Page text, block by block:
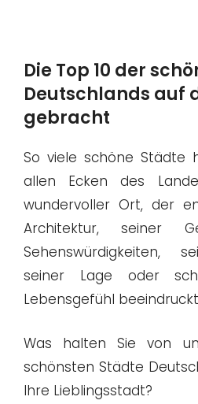
Die Top 10 der
Deutschlands auf
gebracht
So viele schöne Städte
allen Ecken des
wundervoller Ort, der
Architektur, seiner
Sehenswürdigkeiten,
seiner Lage oder
Lebensgefühl
Was halten Sie von
schönsten Städte
Ihre Lieblingsstadt?